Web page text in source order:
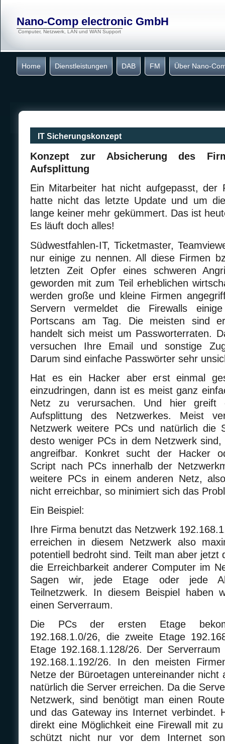
Nano-Comp electronic GmbH
Computer, Netzwerk, LAN und WAN Support
Home Dienstleistungen DAB FM Über Nano-
IT Sicherungskonzept
Konzept zur Absicherung des
Aufsplittung
Ein Mitarbeiter hat nicht aufgepasst, der
hatte nicht das letzte Update und um
lange keiner mehr gekümmert. Das ist
Es läuft doch alles!
Südwestfahlen-IT, Ticketmaster,
nur einige zu nennen. All diese Firmen
letzten Zeit Opfer eines schweren
geworden mit zum Teil erheblichen
werden große und kleine Firmen
Servern vermeldet die Firewalls
Portscans am Tag. Die meisten sind
handelt sich meist um Passworterraten.
versuchen Ihre Email und sonstige
Darum sind einfache Passwörter sehr
Hat es ein Hacker aber erst einmal
einzudringen, dann ist es meist ganz
Netz zu verursachen. Und hier greift
Aufsplittung des Netzwerkes. Meist
Netzwerk weitere PCs und natürlich die
desto weniger PCs in dem Netzwerk
angreifbar. Konkret sucht der Hacker
Script nach PCs innerhalb der
weitere PCs in einem anderen Netz,
nicht erreichbar, so minimiert sich das
Ein Beispiel:
Ihre Firma benutzt das Netzwerk
erreichen in diesem Netzwerk also
potentiell bedroht sind. Teilt man aber jetzt
die Erreichbarkeit anderer Computer im
Sagen wir, jede Etage oder jede
Teilnetzwerk. In diesem Beispiel haben
einen Serverraum.
Die PCs der ersten Etage
192.168.1.0/26, die zweite Etage
Etage 192.168.1.128/26. Der
192.168.1.192/26. In den meisten
Netze der Büroetagen untereinander nicht
natürlich die Server erreichen. Da die
Netzwerk, sind benötigt man einen
und das Gateway ins Internet verbindet.
direkt eine Möglichkeit eine Firewall mit
schützt nicht nur vor dem Internet